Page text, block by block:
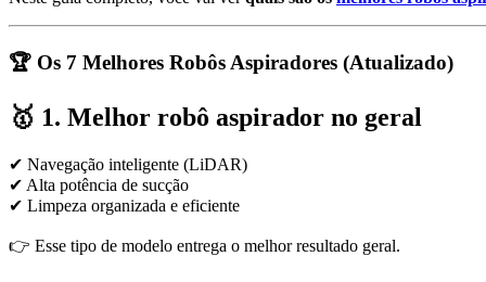
🏆 Os 7 Melhores Robôs Aspiradores (Atualizado)
🥇 1. Melhor robô aspirador no geral
✔ Navegação inteligente (LiDAR)
✔ Alta potência de sucção
✔ Limpeza organizada e eficiente
👉 Esse tipo de modelo entrega o melhor resultado geral.